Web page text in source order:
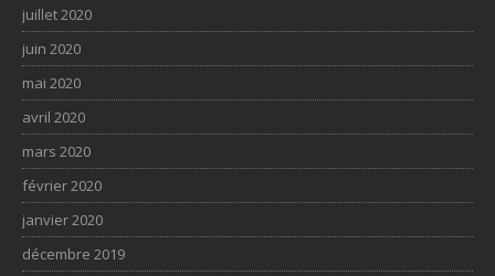
juillet 2020
juin 2020
mai 2020
avril 2020
mars 2020
février 2020
janvier 2020
décembre 2019